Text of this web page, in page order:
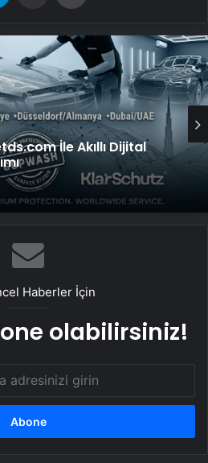
İle Akıllı Dijital
Çağında Türk Dış
Fidan Faktörü
Haberler İçin
olabilirsiniz!